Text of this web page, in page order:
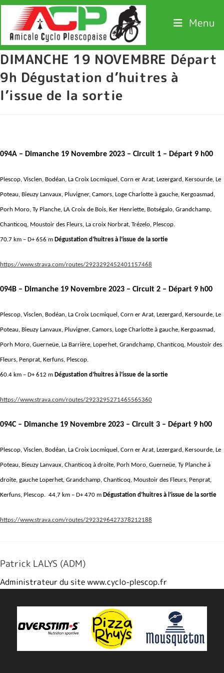
Menu
DIMANCHE 19 NOVEMBRE Départ
9h Dégustation d’huitres à
l’issue de la sortie
094A – Dimanche 19 Novembre 2023 – Circuit 1 – Départ 9 h00
Plescop, Visclen, Bodéan, La Croix Locmiquel, Corn er Arat, Lezergard, Kersourde, Le
Poteau, Bieuzy Lanvaux, Pluvigner, Camors, Loge Charlotte à gauche, Kergoasmad,
Porh Moro, Ty Planche, LA Croix de Bois, Ker Henriette, Botségalo, Grandchamp,
Chanticoq, Moustoir des Fleurs, La croix Norbrat, Trézelo, Plescop.
70.7 km – D+ 656 m Dégustation d’huitres à l’issue de la sortie
https://www.strava.com/routes/2923292452401157468
094B – Dimanche 19 Novembre 2023 – Circuit 2 – Départ 9 h00
Plescop, Visclen, Bodéan, La Croix Locmiquel, Corn er Arat, Lezergard, Kersourde, Le
Poteau, Bieuzy Lanvaux, Pluvigner, Camors, Loge Charlotte à gauche, Kergoasmad,
Porh Moro, Guerneüe, La Barrière, Loperhet, Grandchamp, Chanticoq, Moustoir des
Fleurs, Penprat, Kerfuns, Plescop.
60.4 km – D+ 612 m Dégustation d’huitres à l’issue de la sortie
https://www.strava.com/routes/2923295271465565360
094C – Dimanche 19 Novembre 2023 – Circuit 3 – Départ 9 h00
Plescop, Visclen, Bodéan, La Croix Locmiquel, Corn er Arat, Lezergard, Kersourde, Le
Poteau, Bieuzy Lanvaux, Chanticoq à droite, Porh Moro, Guerneüe, Ty Planche à
droite, gauche Loperhet, Grandchamp, Chanticoq, Moustoir des Fleurs, Penprat,
Kerfuns, Plescop. 44,7 km – D+ 470 m Dégustation d’huitres à l’issue de la sortie
https://www.strava.com/routes/2923296427378212188
Patrick LALYS (ADM)
Administrateur du site www.cyclo-plescop.fr